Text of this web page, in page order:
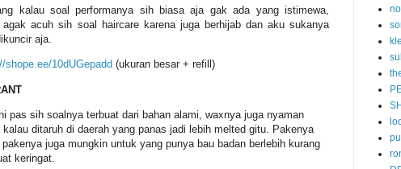
kalau soal performanya sih biasa aja gak ada yang istimewa,
acuh sih soal haircare karena juga berhijab dan aku sukanya
aja.
shope.ee/10dUGepadd (ukuran besar + refill)
pas sih soalnya terbuat dari bahan alami, waxnya juga nyaman
ditaruh di daerah yang panas jadi lebih melted gitu. Pakenya
juga mungkin untuk yang punya bau badan berlebih kurang
keringat.